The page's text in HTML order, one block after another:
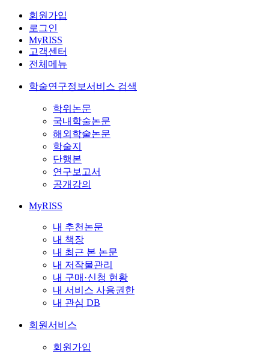
회원가입
로그인
MyRISS
고객센터
전체메뉴
학술연구정보서비스 검색
학위논문
국내학술논문
해외학술논문
학술지
단행본
연구보고서
공개강의
MyRISS
내 추천논문
내 책장
내 최근 본 논문
내 저작물관리
내 구매·신청 현황
내 서비스 사용권한
내 관심 DB
회원서비스
회원가입